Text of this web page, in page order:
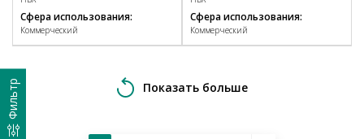
Фильтр
Сфера использования:
Коммерческий
Сфера использования:
Коммерческий
Показать больше